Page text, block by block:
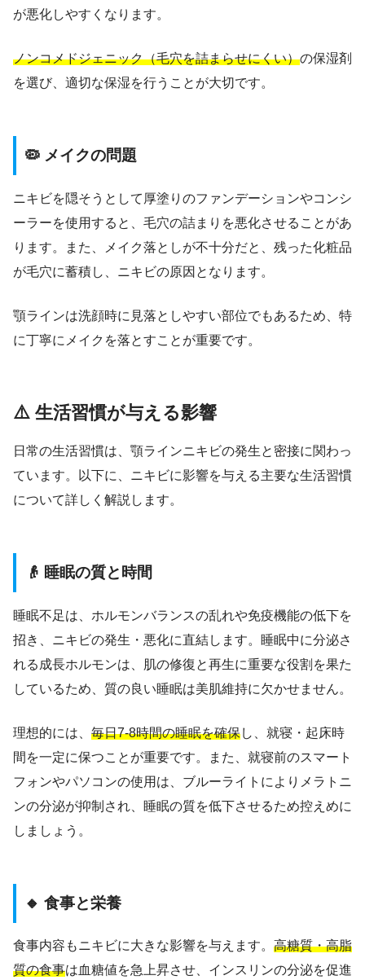
が悪化しやすくなります。
ノンコメドジェニック（毛穴を詰まらせにくい）の保湿剤
を選び、適切な保湿を行うことが大切です。
🦠 メイクの問題
ニキビを隠そうとして厚塗りのファンデーションやコンシ
ーラーを使用すると、毛穴の詰まりを悪化させることがあ
ります。また、メイク落としが不十分だと、残った化粧品
が毛穴に蓄積し、ニキビの原因となります。
顎ラインは洗顔時に見落としやすい部位でもあるため、特
に丁寧にメイクを落とすことが重要です。
⚠️ 生活習慣が与える影響
日常の生活習慣は、顎ラインニキビの発生と密接に関わっ
ています。以下に、ニキビに影響を与える主要な生活習慣
について詳しく解説します。
👴 睡眠の質と時間
睡眠不足は、ホルモンバランスの乱れや免疫機能の低下を
招き、ニキビの発生・悪化に直結します。睡眠中に分泌さ
れる成長ホルモンは、肌の修復と再生に重要な役割を果た
しているため、質の良い睡眠は美肌維持に欠かせません。
理想的には、 毎日7-8時間の睡眠を確保し、就寝・起床時
間を一定に保つことが重要です。また、就寝前のスマート
フォンやパソコンの使用は、ブルーライトによりメラトニ
ンの分泌が抑制され、睡眠の質を低下させるため控えめに
しましょう。
🔸 食事と栄養
食事内容もニキビに大きな影響を与えます。 高糖質・高脂
質の食事は血糖値を急上昇させ、インスリンの分泌を促進